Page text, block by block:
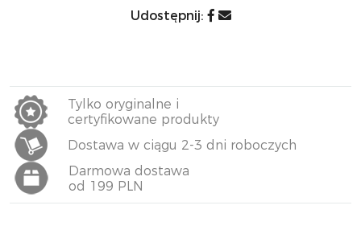
Udostępnij:
Tylko oryginalne i
certyfikowane produkty
Dostawa w ciągu 2-3 dni roboczych
Darmowa dostawa
od 199 PLN